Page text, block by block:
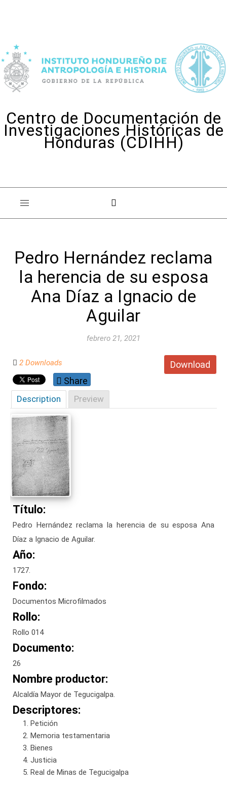
Centro de Documentación de
Investigaciones Históricas de
Honduras (CDIHH)
Pedro Hernández reclama
la herencia de su esposa
Ana Díaz a Ignacio de
Aguilar
febrero 21, 2021
Download
2 Downloads
Share
Description Preview
Título:
Pedro Hernández reclama la herencia de su esposa Ana
Díaz a Ignacio de Aguilar.
Año:
1727.
Fondo:
Documentos Microfilmados
Rollo:
Rollo 014
Documento:
26
Nombre productor:
Alcaldía Mayor de Tegucigalpa.
Descriptores:
Petición
Memoria testamentaria
Bienes
Justicia
Real de Minas de Tegucigalpa